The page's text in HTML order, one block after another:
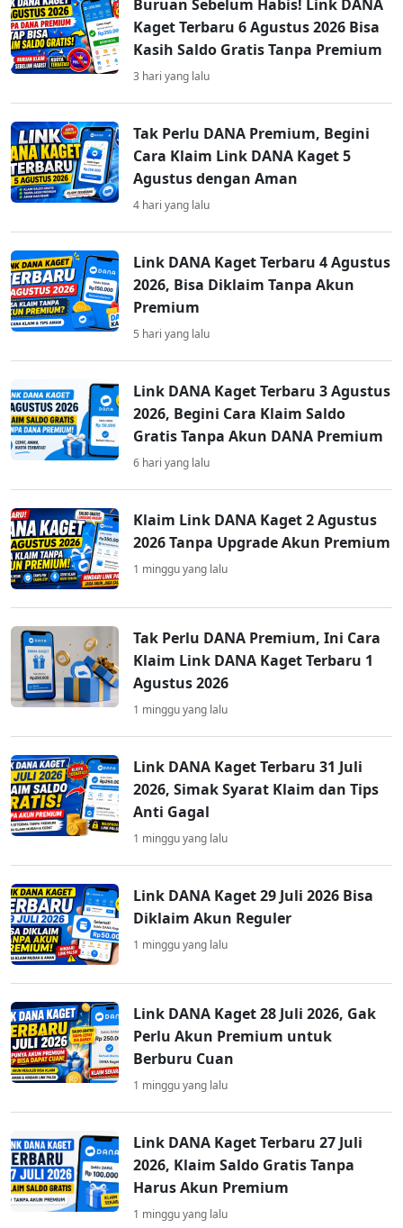
Buruan Sebelum Habis! Link DANA
Kaget Terbaru 6 Agustus 2026 Bisa
Kasih Saldo Gratis Tanpa Premium
3 hari yang lalu
Tak Perlu DANA Premium, Begini
Cara Klaim Link DANA Kaget 5
Agustus dengan Aman
4 hari yang lalu
Link DANA Kaget Terbaru 4 Agustus
2026, Bisa Diklaim Tanpa Akun
Premium
5 hari yang lalu
Link DANA Kaget Terbaru 3 Agustus
2026, Begini Cara Klaim Saldo
Gratis Tanpa Akun DANA Premium
6 hari yang lalu
Klaim Link DANA Kaget 2 Agustus
2026 Tanpa Upgrade Akun Premium
1 minggu yang lalu
Tak Perlu DANA Premium, Ini Cara
Klaim Link DANA Kaget Terbaru 1
Agustus 2026
1 minggu yang lalu
Link DANA Kaget Terbaru 31 Juli
2026, Simak Syarat Klaim dan Tips
Anti Gagal
1 minggu yang lalu
Link DANA Kaget 29 Juli 2026 Bisa
Diklaim Akun Reguler
1 minggu yang lalu
Link DANA Kaget 28 Juli 2026, Gak
Perlu Akun Premium untuk
Berburu Cuan
1 minggu yang lalu
Link DANA Kaget Terbaru 27 Juli
2026, Klaim Saldo Gratis Tanpa
Harus Akun Premium
1 minggu yang lalu